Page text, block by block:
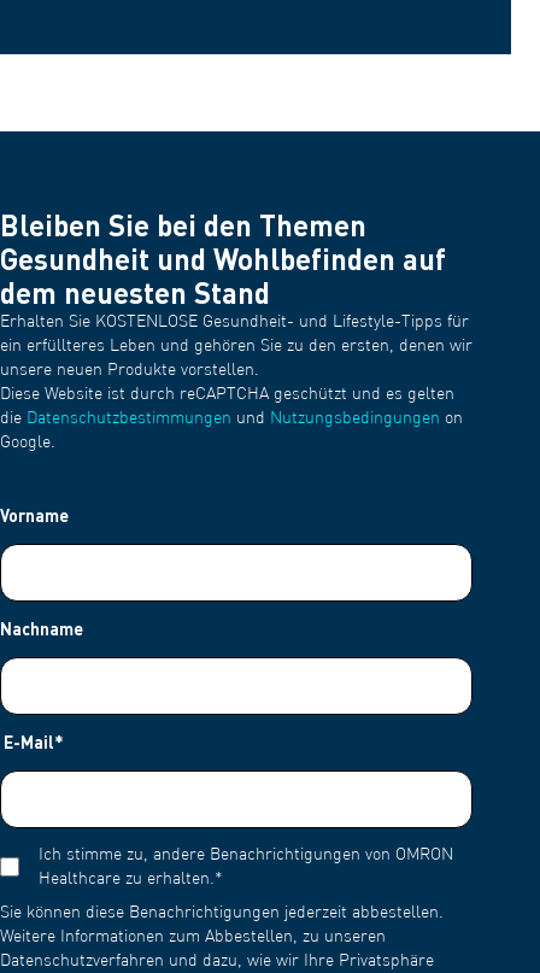
Bleiben Sie bei den Themen
Gesundheit und Wohlbefinden auf
dem neuesten Stand
Erhalten Sie KOSTENLOSE Gesundheit- und Lifestyle-Tipps für
ein erfüllteres Leben und gehören Sie zu den ersten, denen wir
unsere neuen Produkte vorstellen.
Diese Website ist durch reCAPTCHA geschützt und es gelten
die Datenschutzbestimmungen und Nutzungsbedingungen on
Google.
Vorname
Nachname
E-Mail*
Ich stimme zu, andere Benachrichtigungen von OMRON
Healthcare zu erhalten.*
Sie können diese Benachrichtigungen jederzeit abbestellen.
Weitere Informationen zum Abbestellen, zu unseren
Datenschutzverfahren und dazu, wie wir Ihre Privatsphäre